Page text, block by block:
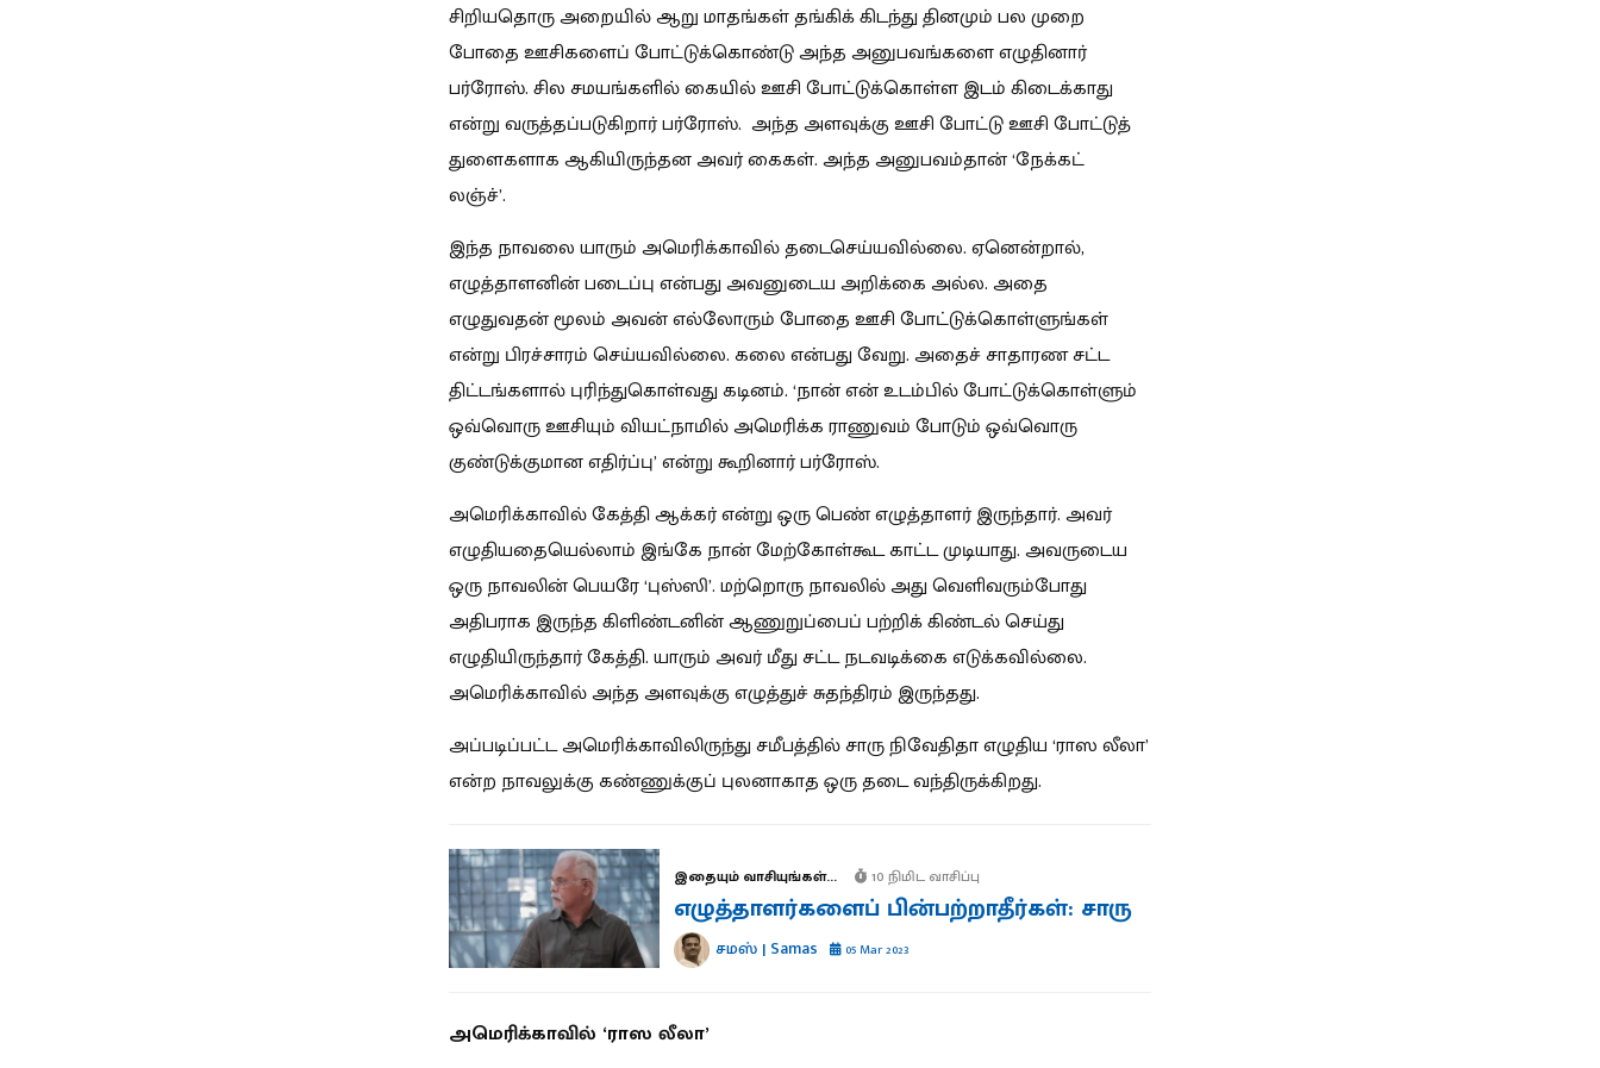
சிறியதொரு அறையில் ஆறு மாதங்கள் தங்கிக் கிடந்து தினமும் பல முறை
போதை ஊசிகளைப் போட்டுக்கொண்டு அந்த அனுபவங்களை எழுதினார்
பர்ரோஸ். சில சமயங்களில் கையில் ஊசி போட்டுக்கொள்ள இடம் கிடைக்காது
என்று வருத்தப்படுகிறார் பர்ரோஸ். அந்த அளவுக்கு ஊசி போட்டு ஊசி போட்டுத்
துளைகளாக ஆகியிருந்தன அவர் கைகள். அந்த அனுபவம்தான் ‘நேக்கட்
லஞ்ச்’.
இந்த நாவலை யாரும் அமெரிக்காவில் தடைசெய்யவில்லை. ஏனென்றால்,
எழுத்தாளனின் படைப்பு என்பது அவனுடைய அறிக்கை அல்ல. அதை
எழுதுவதன் மூலம் அவன் எல்லோரும் போதை ஊசி போட்டுக்கொள்ளுங்கள்
என்று பிரச்சாரம் செய்யவில்லை. கலை என்பது வேறு. அதைச் சாதாரண சட்ட
திட்டங்களால் புரிந்துகொள்வது கடினம். ‘நான் என் உடம்பில் போட்டுக்கொள்ளும்
ஒவ்வொரு ஊசியும் வியட்நாமில் அமெரிக்க ராணுவம் போடும் ஒவ்வொரு
குண்டுக்குமான எதிர்ப்பு’ என்று கூறினார் பர்ரோஸ்.
அமெரிக்காவில் கேத்தி ஆக்கர் என்று ஒரு பெண் எழுத்தாளர் இருந்தார். அவர்
எழுதியதையெல்லாம் இங்கே நான் மேற்கோள்கூட காட்ட முடியாது. அவருடைய
ஒரு நாவலின் பெயரே ‘புஸ்ஸி’. மற்றொரு நாவலில் அது வெளிவரும்போது
அதிபராக இருந்த கிளிண்டனின் ஆணுறுப்பைப் பற்றிக் கிண்டல் செய்து
எழுதியிருந்தார் கேத்தி. யாரும் அவர் மீது சட்ட நடவடிக்கை எடுக்கவில்லை.
அமெரிக்காவில் அந்த அளவுக்கு எழுத்துச் சுதந்திரம் இருந்தது.
அப்படிப்பட்ட அமெரிக்காவிலிருந்து சமீபத்தில் சாரு நிவேதிதா எழுதிய ‘ராஸ லீலா’
என்ற நாவலுக்கு கண்ணுக்குப் புலனாகாத ஒரு தடை வந்திருக்கிறது.
இதையும் வாசியுங்கள்... 10 நிமிட வாசிப்பு
எழுத்தாளர்களைப் பின்பற்றாதீர்கள்: சாரு
சமஸ் | Samas 05 Mar 2023
அமெரிக்காவில் ‘ராஸ லீலா’